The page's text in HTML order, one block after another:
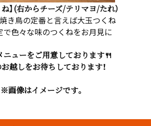
ね】(右からチーズ/テリマヨ/たれ）
き鳥の定番と言えば大玉つくね
で色々な味のつくねをお月見に
ニューをご用意しております🍴
越しをお待ちしております！
※画像はイメージです。